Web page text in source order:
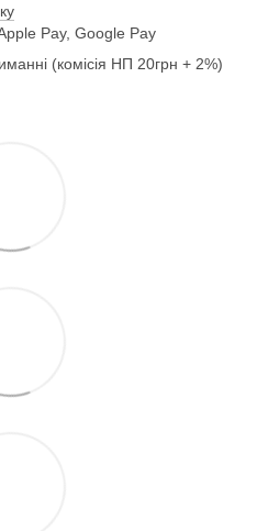
Pay, Google Pay
(комісія НП 20грн + 2%)